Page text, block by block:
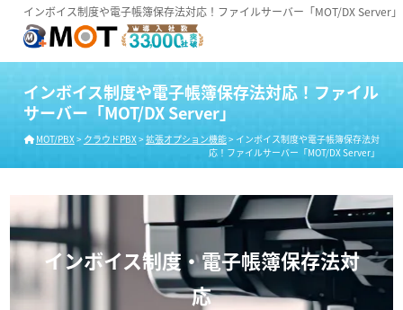
インボイス制度や電子帳簿保存法対応！ファイルサーバー「MOT/DX Server」
インボイス制度や電子帳簿保存法対応！ファイル
サーバー「MOT/DX Server」
MOT/PBX> クラウドPBX> 拡張オプション機能> インボイス制度や電子帳簿保存法対
応！ファイルサーバー「MOT/DX Server」
インボイス制度・電子帳簿保存法対
応